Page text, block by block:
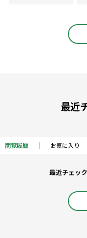
最近
閲覧履歴 お気に入り
最近チェッ